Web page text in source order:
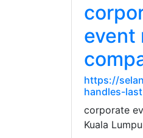
event
https://
handles-
corporate
Kuala